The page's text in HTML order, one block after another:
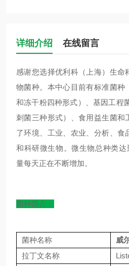
详细介绍 在线留言
感谢您选择优利科（上海）生命
物菌种。本中心目前有标准菌种
和冻干粉四种形式）、基因工程
刺菌三种形式）、食用益生菌和
了环境、工业、农业、分析、食
和科研微生物。微生物总种类达
量每天正在不断增加。
菌种简介：
菌种名称
威
拉丁文名称